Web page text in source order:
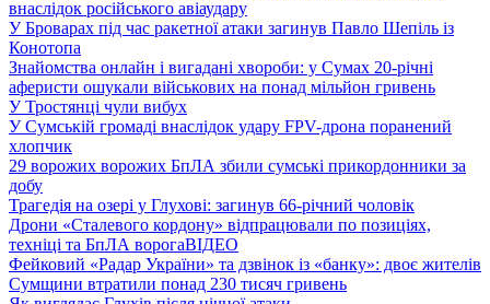
внаслідок російського авіаудару
У Броварах під час ракетної атаки загинув Павло Шепіль із
Конотопа
Знайомства онлайн і вигадані хвороби: у Сумах 20-річні
аферисти ошукали військових на понад мільйон гривень
У Тростянці чули вибух
У Сумській громаді внаслідок удару FPV-дрона поранений
хлопчик
29 ворожих ворожих БпЛА збили сумські прикордонники за
добу
Трагедія на озері у Глухові: загинув 66-річний чоловік
Дрони «Сталевого кордону» відпрацювали по позиціях,
техніці та БпЛА ворогаВІДЕО
Фейковий «Радар України» та дзвінок із «банку»: двоє жителів
Сумщини втратили понад 230 тисяч гривень